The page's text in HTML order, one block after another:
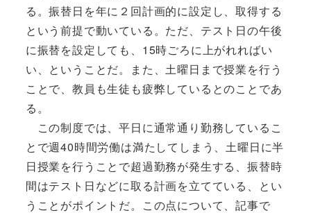
る。振替日を年に２回計画的に設定し、取得する
という前提で動いている。ただ、テスト日の午後
に振替を設定しても、15時ごろに上がれればい
い、ということだ。また、土曜日まで授業を行う
ことで、教員も生徒も疲弊しているとのことであ
る。
この制度では、平日に通常通り勤務しているこ
とで週40時間労働は満たしてしまう、土曜日に半
日授業を行うことで超過勤務が発生する、振替時
間はテスト日などに取る計画を立てている、とい
うことがポイントだ。この点について、記事で